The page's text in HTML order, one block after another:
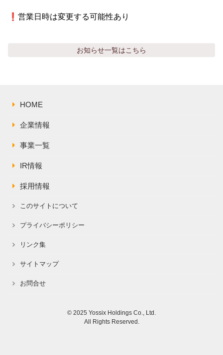
❗️営業日時は変更する可能性あり
お知らせ一覧はこちら
HOME
企業情報
事業一覧
IR情報
採用情報
このサイトについて
プライバシーポリシー
リンク集
サイトマップ
お問合せ
© 2025 Yossix Holdings Co., Ltd.
All Rights Reserved.